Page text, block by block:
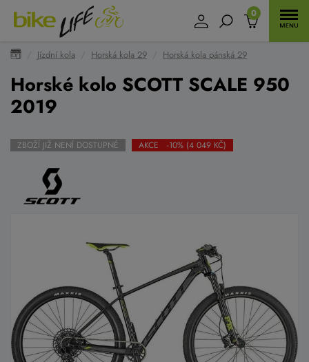
0
Jízdní kola Horská kola 29 Horská kola pánská 29
Horské kolo SCOTT SCALE 950
2019
ZBOŽÍ JIŽ NENÍ DOSTUPNÉ AKCE -10% (4 049 KČ)